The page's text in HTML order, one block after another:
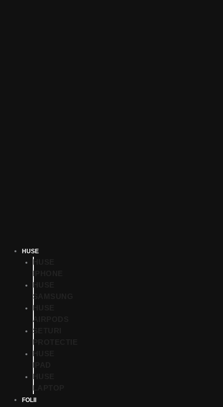
HUSE
HUSE
IPHONE
HUSE
SAMSUNG
HUSE
AIRPODS
SETURI
PROTECTIE
HUSE
IPAD
HUSE
LAPTOP
FOLII